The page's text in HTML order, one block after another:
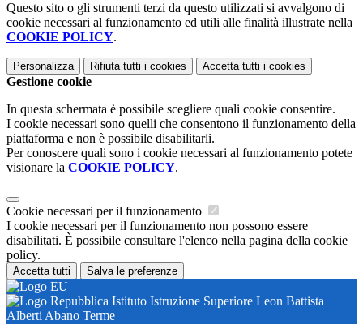
Questo sito o gli strumenti terzi da questo utilizzati si avvalgono di
cookie necessari al funzionamento ed utili alle finalità illustrate nella
COOKIE POLICY.
Personalizza Rifiuta tutti i cookies Accetta tutti i cookies
Gestione cookie
In questa schermata è possibile scegliere quali cookie consentire.
I cookie necessari sono quelli che consentono il funzionamento della
piattaforma e non è possibile disabilitarli.
Per conoscere quali sono i cookie necessari al funzionamento potete
visionare la COOKIE POLICY.
Cookie necessari per il funzionamento
I cookie necessari per il funzionamento non possono essere
disabilitati. È possibile consultare l'elenco nella pagina della cookie
policy.
Accetta tutti Salva le preferenze
Istituto Istruzione Superiore Leon Battista
Alberti Abano Terme